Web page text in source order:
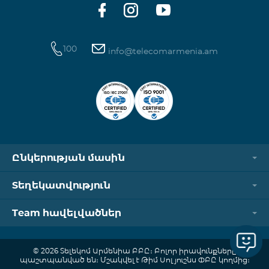
100 info@telecomarmenia.am
Ընկերության մասին
Տեղեկատվություն
Team հավելվածներ
© 2026 Տելեկոմ Արմենիա ԲԲԸ։ Բոլոր իրավունքները
պաշտպանված են։ Մշակվել է Թիմ Սոլյուշնս ՓԲԸ կողմից։